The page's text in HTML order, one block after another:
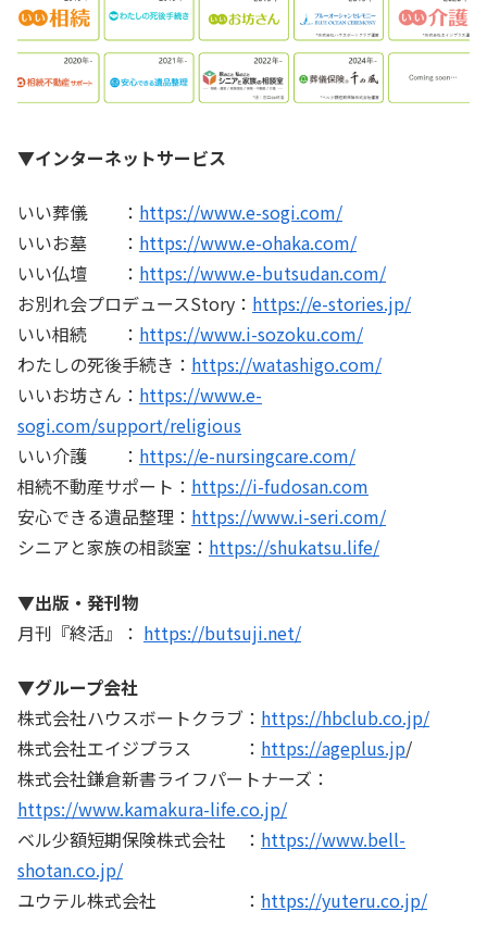
▼インターネットサービス
いい葬儀 ： https://www.e-sogi.com/
いいお墓 ： https://www.e-ohaka.com/
いい仏壇 ： https://www.e-butsudan.com/
お別れ会プロデュースStory： https://e-stories.jp/
いい相続 ： https://www.i-sozoku.com/
わたしの死後手続き： https://watashigo.com/
いいお坊さん： https://www.e-
sogi.com/support/religious
いい介護 ： https://e-nursingcare.com/
相続不動産サポート： https://i-fudosan.com
安心できる遺品整理： https://www.i-seri.com/
シニアと家族の相談室： https://shukatsu.life/
▼出版・発刊物
月刊『終活』： https://butsuji.net/
▼グループ会社
株式会社ハウスボートクラブ： https://hbclub.co.jp/
株式会社エイジプラス ： https://ageplus.jp/
株式会社鎌倉新書ライフパートナーズ：
https://www.kamakura-life.co.jp/
ベル少額短期保険株式会社 ： https://www.bell-
shotan.co.jp/
ユウテル株式会社 ： https://yuteru.co.jp/